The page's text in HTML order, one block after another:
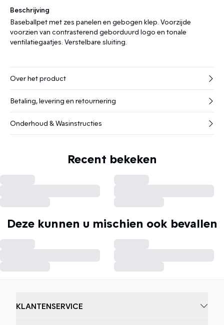
Beschrijving
Baseballpet met zes panelen en gebogen klep. Voorzijde
voorzien van contrasterend geborduurd logo en tonale
ventilatiegaatjes. Verstelbare sluiting.
Over het product
Betaling, levering en retournering
Onderhoud & Wasinstructies
Recent bekeken
Deze kunnen u mischien ook bevallen
KLANTENSERVICE